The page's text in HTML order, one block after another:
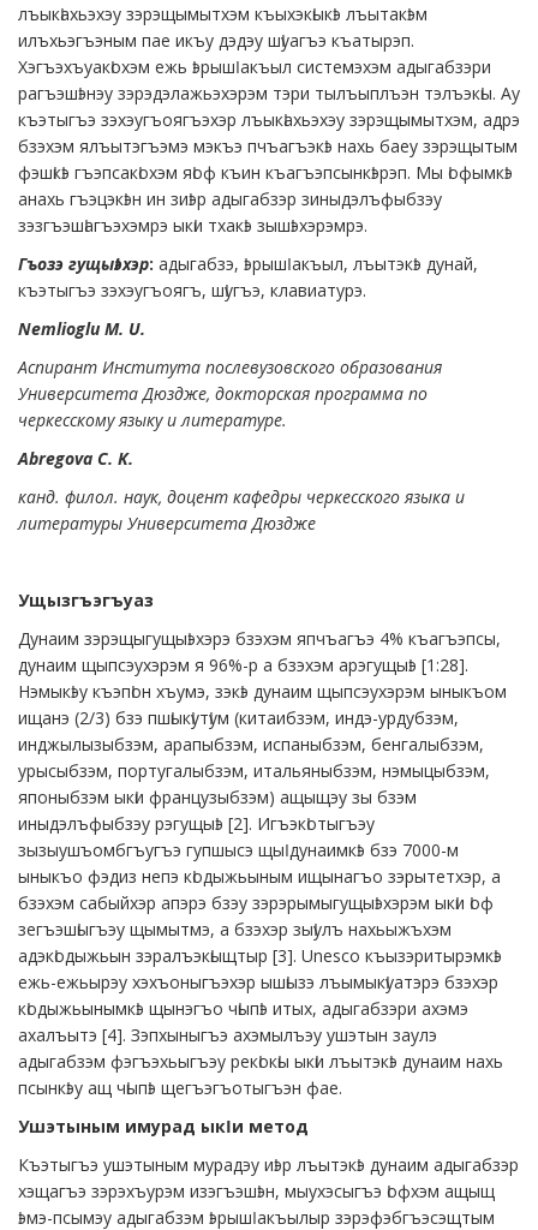
лъыкӏахьэхэу зэрэщымытхэм къыхэкӏыкӏэ лъытакӏэм
илъхьэгъэным пае икъу дэдэу шӏуагъэ къатырэп.
Хэгъэхъуакӏохэм ежь ӏэрышӏ акъыл системэхэм адыгабзэри
рагъэшӏэнэу зэрэдэлажьэхэрэм тэри тылъыплъэн тэлъэкӏы. Ау
къэтыгъэ зэхэугъоягъэхэр лъыкӏахьэхэу зэрэщымытхэм, адрэ
бзэхэм ялъытэгъэмэ мэкъэ пчъагъэкӏэ нахь баеу зэрэщытым
фэшӏкӏэ гъэпсакӏохэм яӏоф къин къагъэпсынкӏэрэп. Мы ӏофымкӏэ
анахь гъэцэкӏэн ин зиӏэр адыгабзэр зиныдэлъфыбзэу
зэзгъэшӏагъэхэмрэ ыкӏи тхакӏэ зышӏэхэрэмрэ.
Гъозэ гущыӏэхэр: адыгабзэ, ӏэрышӏ акъыл, лъытэкӏэ дунай,
къэтыгъэ зэхэугъоягъ, шӏугъэ, клавиатурэ.
NemliogluM. U.
Аспирант Института послевузовского образования
Университета Дюздже, докторская программа по
черкесскому языку и литературе.
Abregova C. K.
канд. филол. наук, доцент кафедры черкесского языка и
литературы Университета Дюздже
Ущызгъэгъуаз
Дунаим зэрэщыгущыӏэхэрэ бзэхэм япчъагъэ 4% къагъэпсы,
дунаим щыпсэухэрэм я 96%-р а бзэхэм арэгущыӏэ [1:28].
Нэмыкӏэу къэпӏон хъумэ, зэкӏэ дунаим щыпсэухэрэм ыныкъом
ищанэ (2/3) бзэ пшӏыкӏутӏум (китаибзэм, индэ-урдубзэм,
инджылызыбзэм, арапыбзэм, испаныбзэм, бенгалыбзэм,
урысыбзэм, португалыбзэм, итальяныбзэм, нэмыцыбзэм,
японыбзэм ыкӏи французыбзэм) ащыщэу зы бзэм
иныдэлъфыбзэу рэгущыӏэ [2]. Игъэкӏотыгъэу
зызыушъомбгъугъэ гупшысэ щыӏ дунаимкӏэ бзэ 7000-м
ыныкъо фэдиз непэ кӏодыжьыным ищынагъо зэрытетхэр, а
бзэхэм сабыйхэр апэрэ бзэу зэрэрымыгущыӏэхэрэм ыкӏи ӏоф
зегъэшӏыгъэу щымытмэ, а бзэхэр зыӏулъ нахьыжъхэм
адэкӏодыжьын зэралъэкӏыщтыр [3]. Unesco къызэритырэмкӏэ
ежь-ежьырэу хэхъоныгъэхэр ышӏызэ лъымыкӏуатэрэ бзэхэр
кӏодыжьынымкӏэ щынэгъо чӏыпӏэ итых, адыгабзэри ахэмэ
ахалъытэ [4]. Зэпхыныгъэ ахэмылъэу ушэтын заулэ
адыгабзэм фэгъэхьыгъэу рекӏокӏы ыкӏи лъытэкӏэ дунаим нахь
псынкӏэу ащ чӏыпӏэ щегъэгъотыгъэн фае.
Ушэтыным имурад ыкӏи метод
Къэтыгъэ ушэтыным мурадэу иӏэр лъытэкӏэ дунаим адыгабзэр
хэщагъэ зэрэхъурэм изэгъэшӏэн, мыухэсыгъэ ӏофхэм ащыщ
ӏэмэ-псымэу адыгабзэм ӏэрышӏ акъылыр зэрэфэбгъэсэщтым